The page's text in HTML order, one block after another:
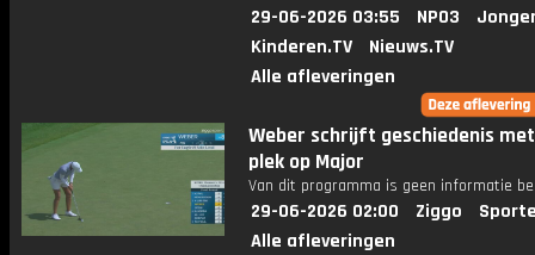
29-06-2026 03:55 NPO3
Kinderen.TV
Nieuws.TV
Alle afleveringen
Weber schrijft geschiedenis
plek op Major
Van dit programma is geen informatie
29-06-2026 02:00 Ziggo
Alle afleveringen